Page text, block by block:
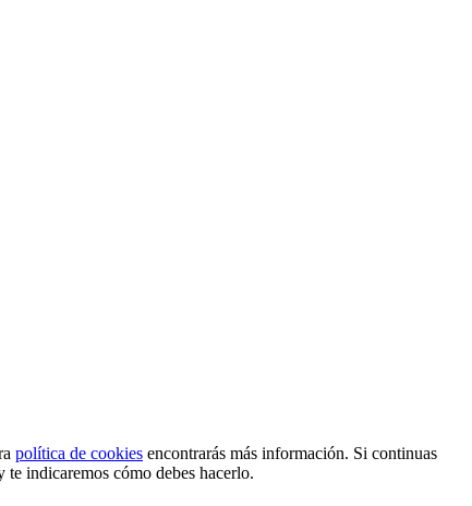
política de cookies encontrarás más información. Si continuas
indicaremos cómo debes hacerlo.